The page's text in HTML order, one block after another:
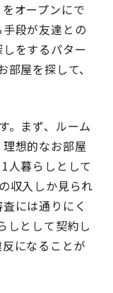
オープンにで
段が友達との
をするパター
屋を探して、
。まず、ルーム
想的なお部屋
人暮らしとして
収入しか見られ
には通りにく
しとして契約し
になることが